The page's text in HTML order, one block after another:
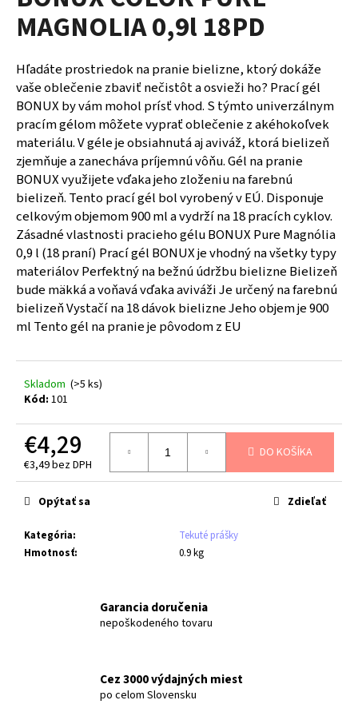
0,0
z
hviezdičiek.
MAGNOLIA 0,9l 18PD
Hľadáte prostriedok na pranie bielizne, ktorý dokáže
vaše oblečenie zbaviť nečistôt a osvieži ho? Prací gél
BONUX by vám mohol prísť vhod. S týmto univerzálnym
pracím gélom môžete vyprať oblečenie z akéhokoľvek
materiálu. V géle je obsiahnutá aj aviváž, ktorá bielizeň
zjemňuje a zanecháva príjemnú vôňu. Gél na pranie
BONUX využijete vďaka jeho zloženiu na farebnú
bielizeň. Tento prací gél bol vyrobený v EÚ. Disponuje
celkovým objemom 900 ml a vydrží na 18 pracích cyklov.
Zásadné vlastnosti pracieho gélu BONUX Pure Magnólia
0,9 l (18 praní) Prací gél BONUX je vhodný na všetky typy
materiálov Perfektný na bežnú údržbu bielizne Bielizeň
bude mäkká a voňavá vďaka aviváži Je určený na farebnú
bielizeň Vystačí na 18 dávok bielizne Jeho objem je 900
ml Tento gél na pranie je pôvodom z EU
Skladom (>5 ks)
Kód: 101
€4,29
€3,49 bez DPH
Jednotková
cena:
DO KOŠÍKA
Kategória:
Tekuté prášky
Hmotnosť: 0.9 kg
Opýtať sa Zdieľať
Garancia doručenia
nepoškodeného tovaru
Cez 3000 výdajných miest
po celom Slovensku
á
j
s
ť
?
HĽADAŤ
O
d
p
o
r
č
a
m
LINTEO
GREEN
TEA
TOALETNÝ
BIELY,
VRST.